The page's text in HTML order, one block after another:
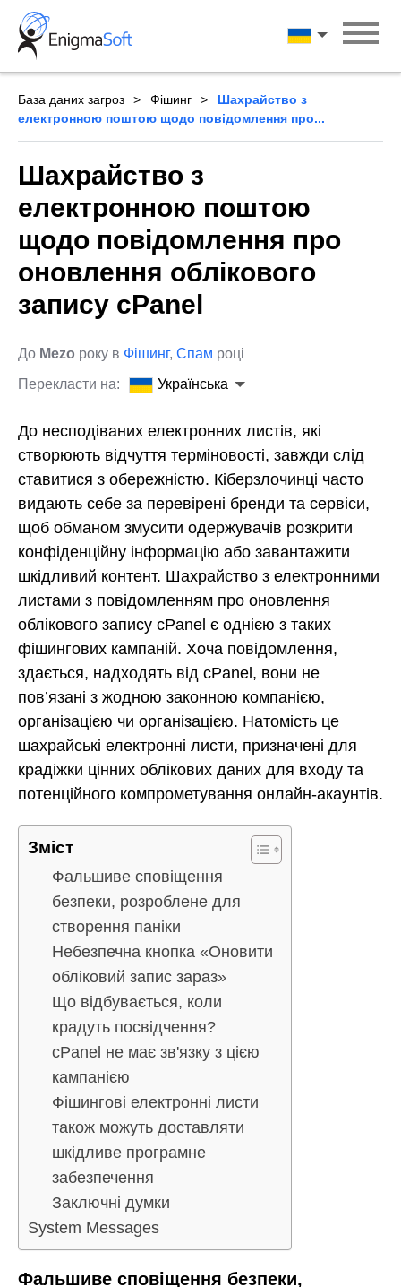
Skip
content
Українська
База даних загроз Фішинг
Шахрайство з
електронною поштою щодо повідомлення про...
Шахрайство з
електронною поштою
щодо повідомлення про
оновлення облікового
запису cPanel
До Mezo року в Фішинг, Спам році
Перекласти на:
Українська
До несподіваних електронних листів, які
створюють відчуття терміновості, завжди слід
ставитися з обережністю. Кіберзлочинці часто
видають себе за перевірені бренди та сервіси,
щоб обманом змусити одержувачів розкрити
конфіденційну інформацію або завантажити
шкідливий контент. Шахрайство з електронними
листами з повідомленням про оновлення
облікового запису cPanel є однією з таких
фішингових кампаній. Хоча повідомлення,
здається, надходять від cPanel, вони не
пов’язані з жодною законною компанією,
організацією чи організацією. Натомість це
шахрайські електронні листи, призначені для
крадіжки цінних облікових даних для входу та
потенційного компрометування онлайн-акаунтів.
Зміст
Фальшиве сповіщення
безпеки, розроблене для
створення паніки
Небезпечна кнопка «Оновити
обліковий запис зараз»
Що відбувається, коли
крадуть посвідчення?
cPanel не має зв'язку з цією
кампанією
Фішингові електронні листи
також можуть доставляти
шкідливе програмне
забезпечення
Заключні думки
System Messages
Фальшиве сповіщення безпеки,